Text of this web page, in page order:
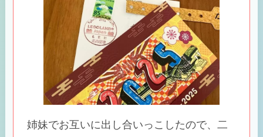
姉妹でお互いに出し合いっこしたので、二